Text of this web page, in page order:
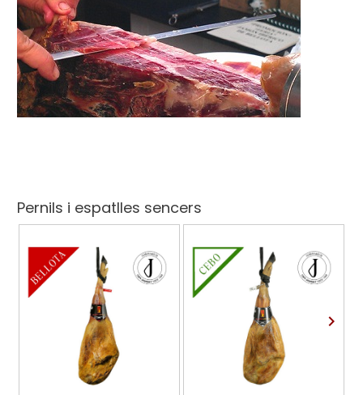
Pernils i espatlles sencers
